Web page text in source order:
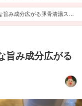
み成分広がる豚骨清湯スー
旨み成分広がる